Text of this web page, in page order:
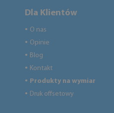
Dla Klientów
● O nas
● Opinie
● Blog
● Kontakt
● Produkty na wymiar
● Druk offsetowy